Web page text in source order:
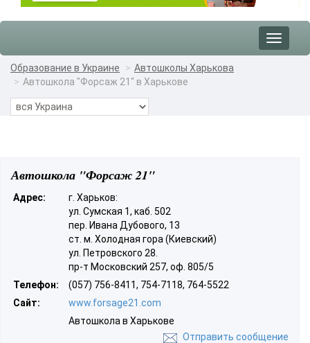
Toggle
Образование в Украине
Автошколы Харькова
Автошкола "Форсаж 21" в Харькове
Автошкола "Форсаж 21"
Адрес:
г. Харьков:
ул. Сумская 1, каб. 502
пер. Ивана Дубового, 13
ст. м. Холодная гора (Киевский)
ул. Петровского 28.
пр-т Московский 257, оф. 805/5
Телефон:
(057) 756-8411, 754-7118, 764-5522
Сайт:
www.forsage21.com
Автошкола в Харькове
Отправить сообщение